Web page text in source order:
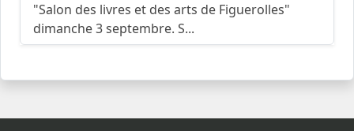
"Salon des livres et des arts de Figuerolles"
dimanche 3 septembre. S...